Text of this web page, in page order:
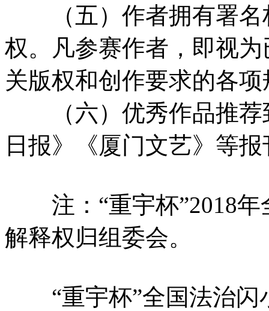
（五）作者拥有署名
权。凡参赛作者，即视
关版权和创作要求的各
（六）优秀作品推荐
日报》《厦门文艺》等
注：“重宇杯”2018年
解释权归组委会。
“重宇杯”全国法治闪